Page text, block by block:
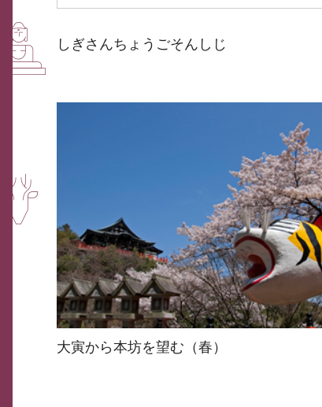
しぎさんちょうごそんしじ
大寅から本坊を望む（春）